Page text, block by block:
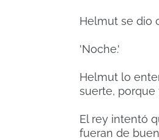
Helmut se dio
'Noche.'
Helmut lo
suerte,
El rey intentó
fueran de